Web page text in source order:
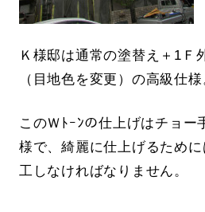
Ｋ様邸は通常の塗替え＋1Ｆ
（目地色を変更）の高級仕様
このＷﾄｰﾝの仕上げはチョー
様で、綺麗に仕上げるため
工しなければなりません。